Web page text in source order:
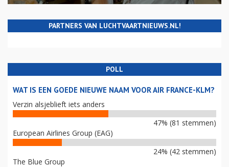
PARTNERS VAN LUCHTVAARTNIEUWS.NL!
POLL
WAT IS EEN GOEDE NIEUWE NAAM VOOR AIR FRANCE-KLM?
Verzin alsjeblieft iets anders
47% (81 stemmen)
European Airlines Group (EAG)
24% (42 stemmen)
The Blue Group